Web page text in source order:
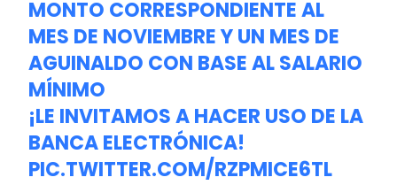
MONTO CORRESPONDIENTE AL
MES DE NOVIEMBRE Y UN MES DE
AGUINALDO CON BASE AL SALARIO
MÍNIMO
¡LE INVITAMOS A HACER USO DE LA
BANCA ELECTRÓNICA!
PIC.TWITTER.COM/RZPMICE6TL